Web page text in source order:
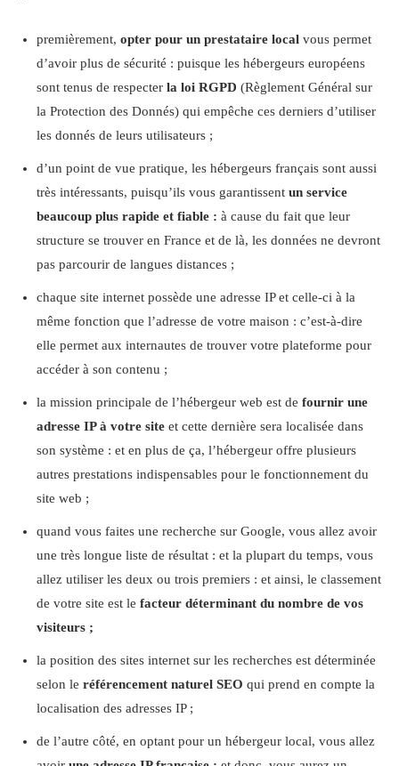
premièrement, opter pour un prestataire local vous permet
d’avoir plus de sécurité : puisque les hébergeurs européens
sont tenus de respecter la loi RGPD (Règlement Général sur
la Protection des Donnés) qui empêche ces derniers d’utiliser
les donnés de leurs utilisateurs ;
d’un point de vue pratique, les hébergeurs français sont aussi
très intéressants, puisqu’ils vous garantissent un service
beaucoup plus rapide et fiable : à cause du fait que leur
structure se trouver en France et de là, les données ne devront
pas parcourir de langues distances ;
chaque site internet possède une adresse IP et celle-ci à la
même fonction que l’adresse de votre maison : c’est-à-dire
elle permet aux internautes de trouver votre plateforme pour
accéder à son contenu ;
la mission principale de l’hébergeur web est de fournir une
adresse IP à votre site et cette dernière sera localisée dans
son système : et en plus de ça, l’hébergeur offre plusieurs
autres prestations indispensables pour le fonctionnement du
site web ;
quand vous faites une recherche sur Google, vous allez avoir
une très longue liste de résultat : et la plupart du temps, vous
allez utiliser les deux ou trois premiers : et ainsi, le classement
de votre site est le facteur déterminant du nombre de vos
visiteurs ;
la position des sites internet sur les recherches est déterminée
selon le référencement naturel SEO qui prend en compte la
localisation des adresses IP ;
de l’autre côté, en optant pour un hébergeur local, vous allez